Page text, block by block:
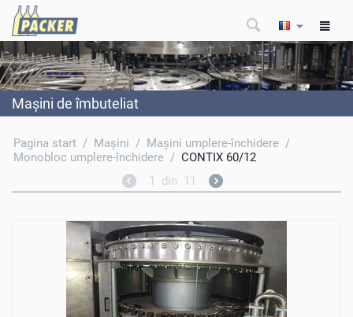
Maşini de îmbuteliat
Pagina start / Maşini / Maşini umplere-închidere /
Monobloc umplere-închidere / CONTIX 60/12
1
din 11